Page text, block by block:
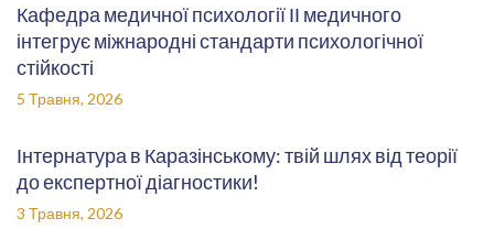
Кафедра медичної психології ІІ медичного
інтегрує міжнародні стандарти психологічної
стійкості
5 Травня, 2026
Інтернатура в Каразінському: твій шлях від теорії
до експертної діагностики!
3 Травня, 2026